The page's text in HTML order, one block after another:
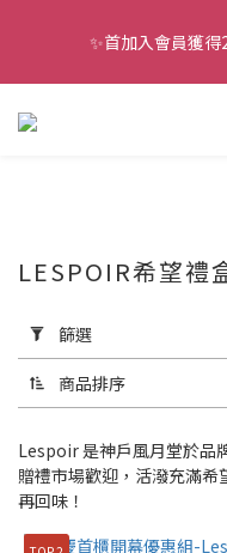
✨首加入會員獲
用
篩
選
(0/20)
價格
(NT$)
LESPOIR希望禮
篩選
商品排序
Lespoir 是神戶風月堂於品
贈禮市場歡迎，活潑充滿
再回味！